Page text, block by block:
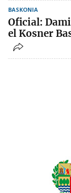
BASKONIA
Oficial:
el Kosner